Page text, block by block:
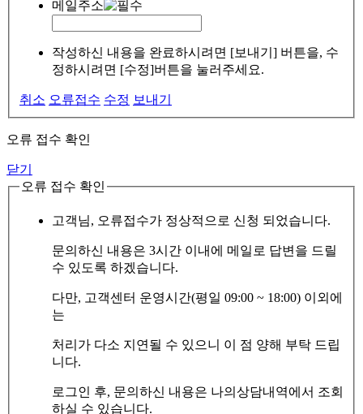
메일주소
작성하신 내용을 완료하시려면 [보내기] 버튼을, 수
정하시려면 [수정]버튼을 눌러주세요.
취소 오류접수 수정 보내기
오류 접수 확인
닫기
오류 접수 확인
고객님, 오류접수가 정상적으로 신청 되었습니다.
문의하신 내용은 3시간 이내에 메일로 답변을 드릴
수 있도록 하겠습니다.
다만, 고객센터 운영시간(평일 09:00 ~ 18:00) 이외에
는
처리가 다소 지연될 수 있으니 이 점 양해 부탁 드립
니다.
로그인 후, 문의하신 내용은 나의상담내역에서 조회
하실 수 있습니다.